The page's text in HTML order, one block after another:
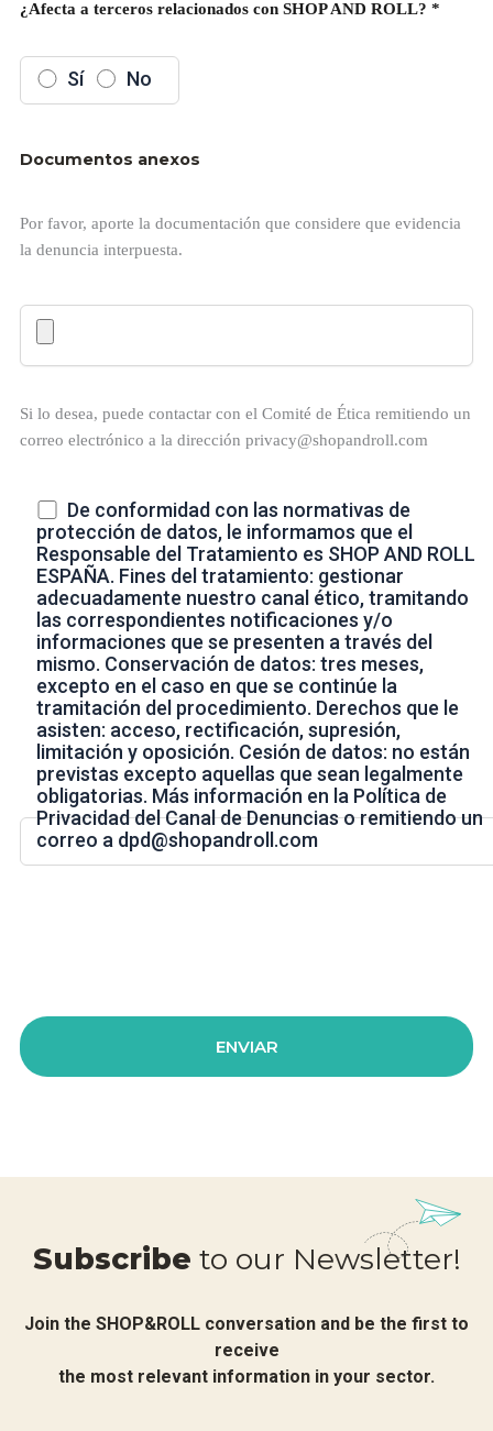
¿Afecta a terceros relacionados con SHOP AND ROLL? *
Sí No
Documentos anexos
Por favor, aporte la documentación que considere que evidencia
la denuncia interpuesta.
Si lo desea, puede contactar con el Comité de Ética remitiendo un
correo electrónico a la dirección privacy@shopandroll.com
De conformidad con las normativas de
protección de datos, le informamos que el
Responsable del Tratamiento es SHOP AND ROLL
ESPAÑA. Fines del tratamiento: gestionar
adecuadamente nuestro canal ético, tramitando
las correspondientes notificaciones y/o
informaciones que se presenten a través del
mismo. Conservación de datos: tres meses,
excepto en el caso en que se continúe la
tramitación del procedimiento. Derechos que le
asisten: acceso, rectificación, supresión,
limitación y oposición. Cesión de datos: no están
previstas excepto aquellas que sean legalmente
obligatorias. Más información en la Política de
Privacidad del Canal de Denuncias o remitiendo un
correo a dpd@shopandroll.com
Subscribe to our Newsletter!
Join the SHOP&ROLL conversation and be the first to
receive
the most relevant information in your sector.